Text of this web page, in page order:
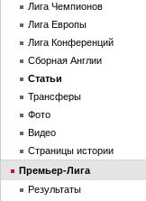
Лига Чемпионов
Лига Европы
Лига Конференций
Сборная Англии
Статьи
Трансферы
Фото
Видео
Страницы истории
Премьер-Лига
Результаты